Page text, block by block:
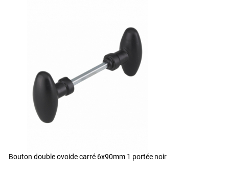
Bouton double ovoide carré 6x90mm 1 portée noir